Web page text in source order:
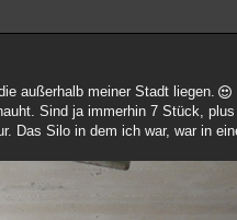
außerhalb meiner Stadt liegen.
Sind ja immerhin 7 Stück,
Das Silo in dem ich war, war in